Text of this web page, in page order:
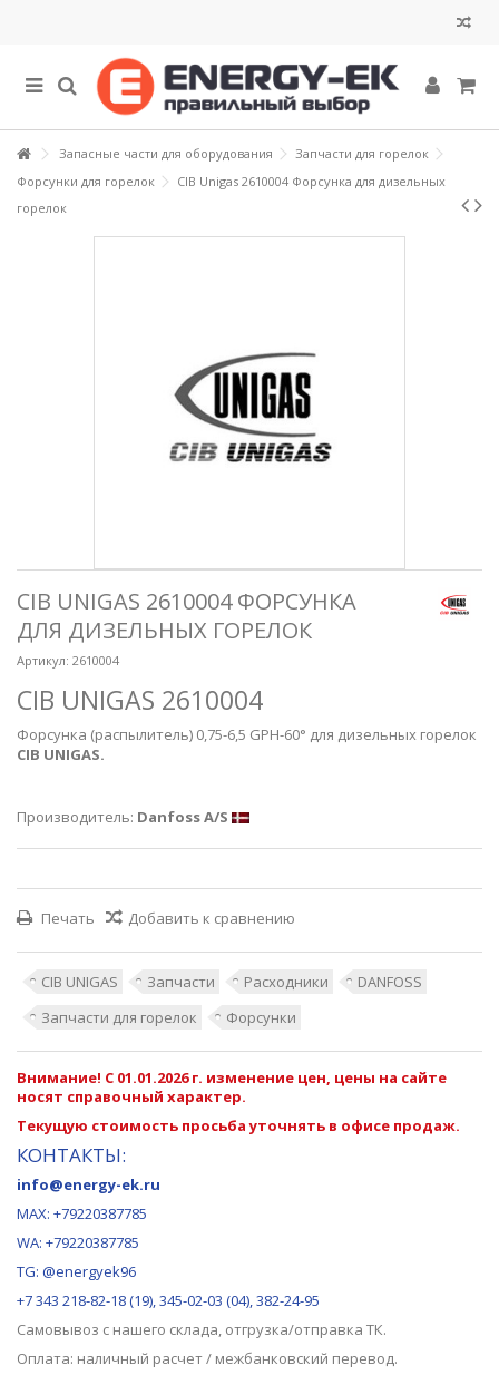
Запасные части для оборудования
Запчасти для горелок
Форсунки для горелок
CIB Unigas 2610004 Форсунка для дизельных
горелок
CIB UNIGAS 2610004 ФОРСУНКА
ДЛЯ ДИЗЕЛЬНЫХ ГОРЕЛОК
Артикул: 2610004
CIB UNIGAS 2610004
Форсунка (распылитель) 0,75-6,5 GPH-60° для дизельных горелок
CIB UNIGAS.
Производитель: Danfoss A/S
Печать Добавить к сравнению
CIB UNIGAS Запчасти Расходники
DANFOSS
Запчасти для горелок
Форсунки
Внимание! С 01.01.2026 г. изменение цен, цены на сайте
носят справочный характер.
Текущую стоимость просьба уточнять в офисе продаж.
КОНТАКТЫ:
info@energy-ek.ru
MAX: +79220387785
WA: +79220387785
TG: @energyek96
+7 343 218-82-18 (19), 345-02-03 (04), 382-24-95
Самовывоз с нашего склада, отгрузка/отправка ТК.
Оплата: наличный расчет / межбанковский перевод.